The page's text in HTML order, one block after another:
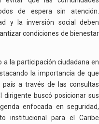
de espera sin atención.
y la inversión social deben
condiciones de bienestar
a la participación ciudadana en
la importancia de que
a través de las consultas
dirigente buscó posicionar sus
enfocada en seguridad,
institucional para el Caribe